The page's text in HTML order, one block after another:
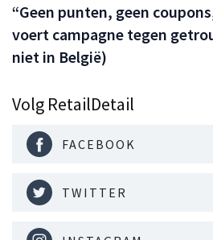
“Geen punten, geen
voert campagne tegen
niet in België)
Volg RetailDetail
FACEBOOK
TWITTER